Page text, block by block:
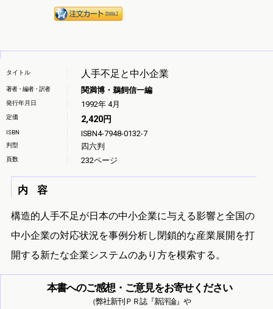
人手不足と中小企業
タイトル
著者・編者・訳者 関満博・鵜飼信一編
発行年月日 1992年 4月
定価 2,420円
ISBN ISBN4-7948-0132-7
判型 四六判
頁数 232ページ
内 容
構造的人手不足が日本の中小企業に与える影響と全国の
中小企業の対応状況を事例分析し閉鎖的な産業展開を打
開する新たな企業システムのあり方を模索する。
本書へのご感想・ご意見をお寄せください
（弊社新刊ＰＲ誌『新評論』や